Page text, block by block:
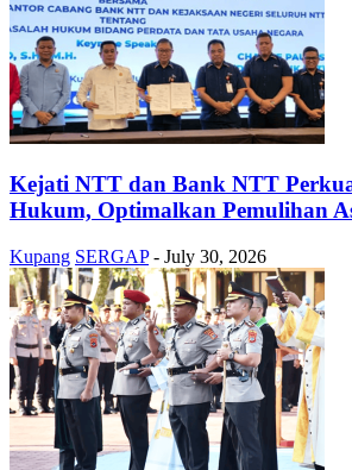
Kejati NTT dan Bank NTT
Hukum, Optimalkan Pemulihan
Kupang SERGAP - July 30, 2026